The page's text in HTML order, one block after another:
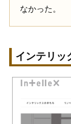
なかった。
インテリッ